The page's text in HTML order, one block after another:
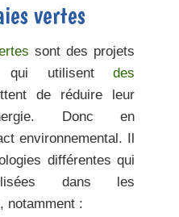
vertes
sont des projets
qui utilisent des
de réduire leur
Donc en
environnemental. Il
différentes qui
dans les
notamment :